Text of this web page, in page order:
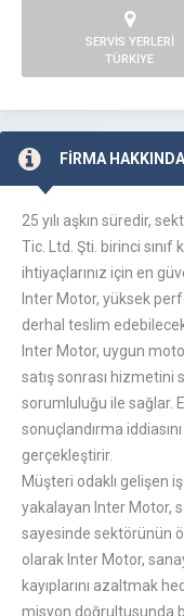
SERVİS YERLERİ
TÜRKİYE
FİRMA HAKKINDA
25 yılı aşkın süredir,
Tic. Ltd. Şti. birinci
ihtiyaçlarınız için en
Inter Motor, yüksek
derhal teslim
Inter Motor, uygun
satış sonrası
sorumluluğu ile sağlar.
sonuçlandırma
gerçekleştirir.
Müşteri odaklı gelişen
yakalayan Inter Motor,
sayesinde sektörünün
olarak Inter Motor,
kayıplarını azaltmak
misyon doğrultusunda